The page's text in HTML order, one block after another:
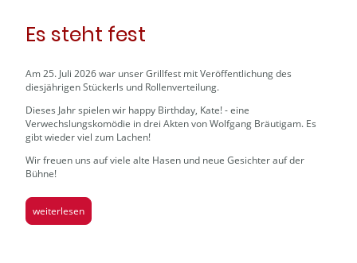
Es steht fest
Am 25. Juli 2026 war unser Grillfest mit Veröffentlichung des
diesjährigen Stückerls und Rollenverteilung.
Dieses Jahr spielen wir happy Birthday, Kate! - eine
Verwechslungskomödie in drei Akten von Wolfgang Bräutigam. Es
gibt wieder viel zum Lachen!
Wir freuen uns auf viele alte Hasen und neue Gesichter auf der
Bühne!
weiterlesen